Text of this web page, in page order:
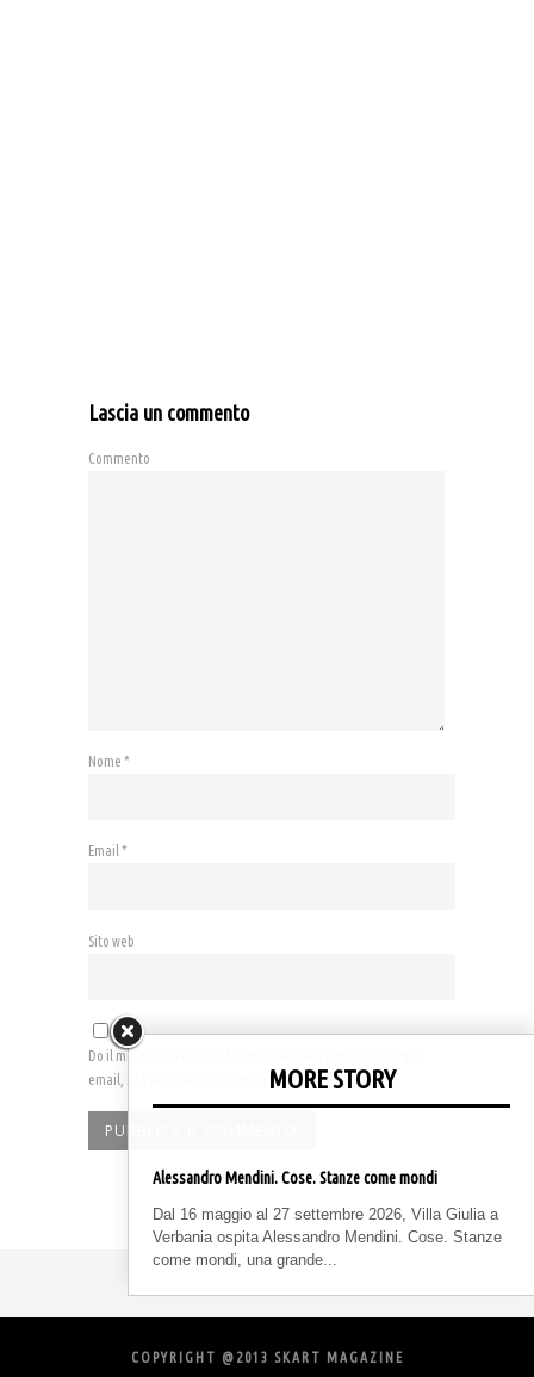
Lascia un commento
Commento
Nome *
Email *
Sito web
Do il mio consenso affinché un cookie salvi i miei dati (nome,
email, sito web) per il prossimo commento.MORE STORY
Alessandro Mendini. Cose. Stanze come mondi
Dal 16 maggio al 27 settembre 2026, Villa Giulia a
Verbania ospita Alessandro Mendini. Cose. Stanze
come mondi, una grande...
COPYRIGHT @2013 SKART MAGAZINE